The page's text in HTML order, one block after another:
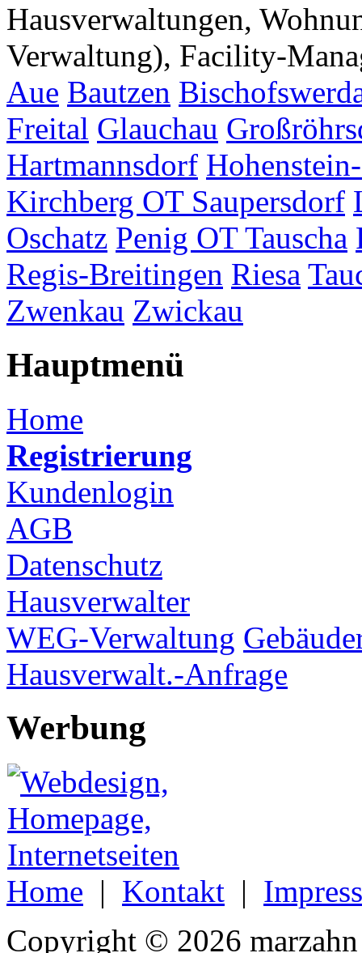
Hausverwaltungen,
Verwaltung), Facility-
Aue Bautzen
Freital Glauchau
Hartmannsdorf
Kirchberg OT Saupersdorf
Oschatz Penig OT Tauscha
Regis-Breitingen Riesa
Zwenkau Zwickau
Hauptmenü
Home
Registrierung
Kundenlogin
AGB
Datenschutz
Hausverwalter
WEG-Verwaltung
Hausverwalt.-Anfrage
Werbung
Home | Kontakt |
Copyright © 2026